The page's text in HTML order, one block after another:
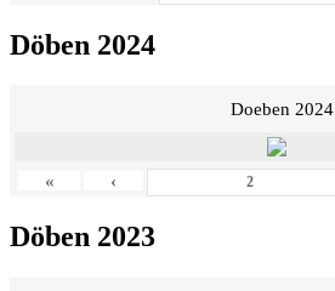
Döben 2024
Doeben 2024
« ‹
Döben 2023